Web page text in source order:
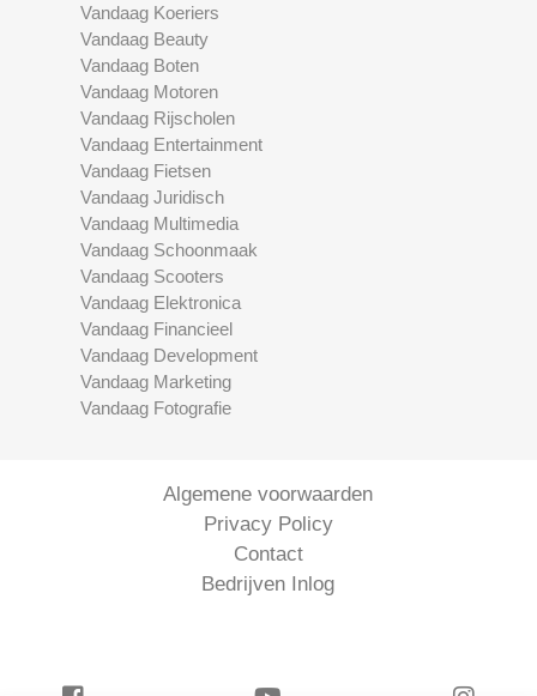
Vandaag Koeriers
Vandaag Beauty
Vandaag Boten
Vandaag Motoren
Vandaag Rijscholen
Vandaag Entertainment
Vandaag Fietsen
Vandaag Juridisch
Vandaag Multimedia
Vandaag Schoonmaak
Vandaag Scooters
Vandaag Elektronica
Vandaag Financieel
Vandaag Development
Vandaag Marketing
Vandaag Fotografie
Algemene voorwaarden
Privacy Policy
Contact
Bedrijven Inlog